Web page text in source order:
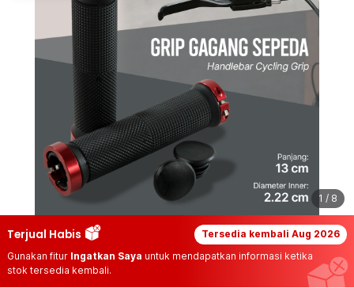
1 / 8
Terjual Habis Tersedia kembali Aug 2026
Gunakan fitur Ingatkan Saya untuk mendapatkan informasi ketika
stok tersedia kembali.